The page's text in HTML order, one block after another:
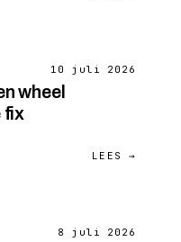
10 juli 2026
wheel
fix
LEES →
8 juli 2026